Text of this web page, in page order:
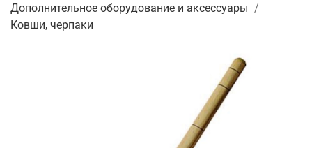
Дополнительное оборудование и аксессуары
Ковши, черпаки